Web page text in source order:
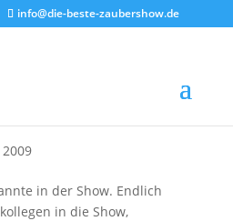
info@die-beste-zaubershow.de
2009
in der Show. Endlich
in die Show,